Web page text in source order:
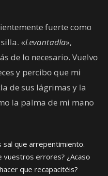
fuerte como
«Levantadla»,
de lo necesario. Vuelvo
y percibo que mi
de sus lágrimas y la
la palma de mi mano
sal que arrepentimiento.
vuestros errores? ¿Acaso
que recapacitéis?